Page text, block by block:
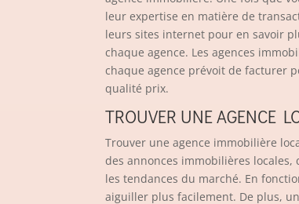
leur expertise en matière de
leurs sites internet pour en savoir
chaque agence. Les agences
chaque agence prévoit de facturer
qualité prix.
TROUVER UNE AGENCE
Trouver une agence immobilière
des annonces immobilières
les tendances du marché. En
aiguiller plus facilement. De plus,